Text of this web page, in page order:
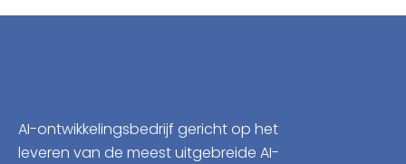
AI-ontwikkelingsbedrijf gericht op het
leveren van de meest uitgebreide AI-